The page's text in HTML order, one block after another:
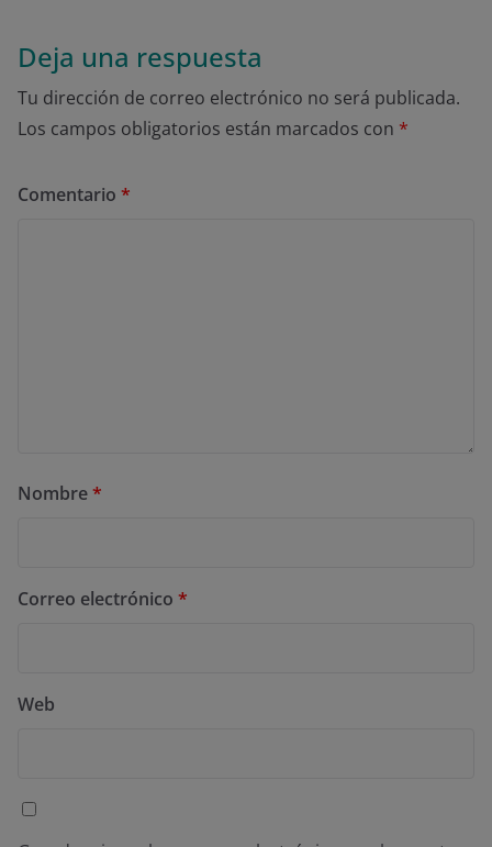
Deja una respuesta
Tu dirección de correo electrónico no será publicada.
Los campos obligatorios están marcados con *
Comentario *
Nombre*
Correo electrónico *
Web